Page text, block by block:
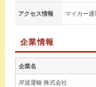
アクセス情報 マイカー
企業情報
企業名
岸波運輸 株式会社